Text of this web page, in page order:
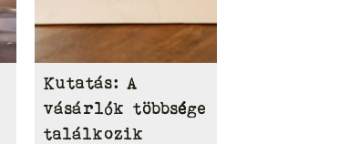
Kutatás: A
vásárlók többsége
találkozik